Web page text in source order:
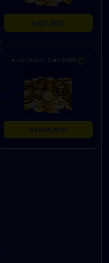
Ks27,000
eFootball™ Coin 5985
Ks180,000